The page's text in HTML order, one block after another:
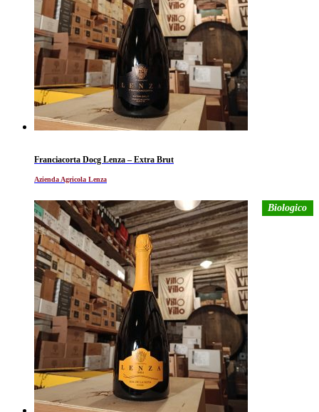
Franciacorta Docg Lenza – Extra Brut
Azienda Agricola Lenza
Biologico